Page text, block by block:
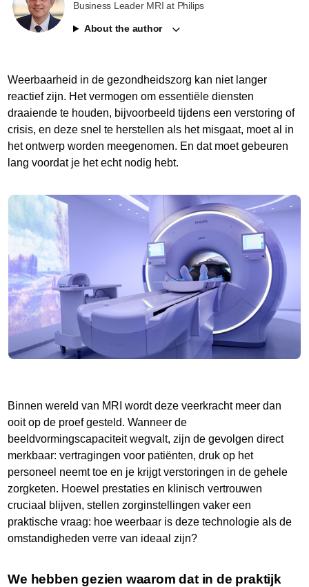
Business Leader MRI at Philips
About the author
Weerbaarheid in de gezondheidszorg kan niet langer
reactief zijn. Het vermogen om essentiële diensten
draaiende te houden, bijvoorbeeld tijdens een verstoring of
crisis, en deze snel te herstellen als het misgaat, moet al in
het ontwerp worden meegenomen. En dat moet gebeuren
lang voordat je het echt nodig hebt.
Binnen wereld van MRI wordt deze veerkracht meer dan
ooit op de proef gesteld. Wanneer de
beeldvormingscapaciteit wegvalt, zijn de gevolgen direct
merkbaar: vertragingen voor patiënten, druk op het
personeel neemt toe en je krijgt verstoringen in de gehele
zorgketen. Hoewel prestaties en klinisch vertrouwen
cruciaal blijven, stellen zorginstellingen vaker een
praktische vraag: hoe weerbaar is deze technologie als de
omstandigheden verre van ideaal zijn?
We hebben gezien waarom dat in de praktijk